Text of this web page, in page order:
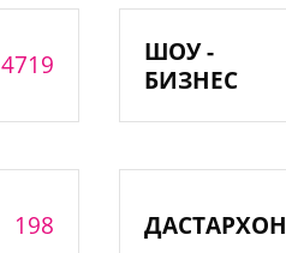
4719
ШОУ -
БИЗНЕС
198 ДАСТАРХОН